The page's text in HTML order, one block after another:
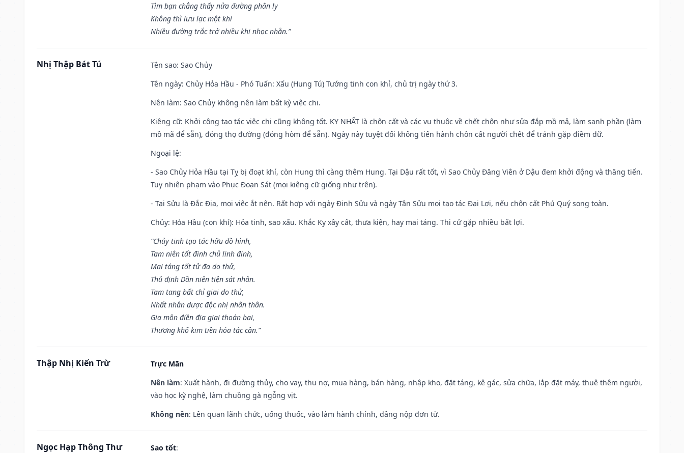
Tìm bạn chẳng thấy nửa đường phân ly
Không thì lưu lạc một khi
Nhiều đường trắc trở nhiều khi nhọc nhằn.”
Nhị Thập Bát Tú Tên sao: Sao Chủy
Tên ngày: Chủy Hỏa Hầu - Phó Tuấn: Xấu (Hung Tú) Tướng tinh con khỉ, chủ trị ngày thứ 3.
Nên làm: Sao Chủy không nên làm bất kỳ việc chi.
Kiêng cữ: Khởi công tạo tác việc chi cũng không tốt. KỴ NHẤT là chôn cất và các vụ thuộc về chết chôn như sửa đắp mồ mả, làm sanh phần (làm
mồ mã để sẵn), đóng thọ đường (đóng hòm để sẵn). Ngày này tuyệt đối không tiến hành chôn cất người chết để tránh gặp điềm dữ.
Ngoại lệ:
- Sao Chủy Hỏa Hầu tại Tỵ bị đoạt khí, còn Hung thì càng thêm Hung. Tại Dậu rất tốt, vì Sao Chủy Đăng Viên ở Dậu đem khởi động và thăng tiến.
Tuy nhiên phạm vào Phục Đoạn Sát (mọi kiêng cữ giống như trên).
- Tại Sửu là Đắc Địa, mọi việc ắt nên. Rất hợp với ngày Đinh Sửu và ngày Tân Sửu mọi tạo tác Đại Lợi, nếu chôn cất Phú Quý song toàn.
Chủy: Hỏa Hầu (con khỉ): Hỏa tinh, sao xấu. Khắc Kỵ xây cất, thưa kiện, hay mai táng. Thi cử gặp nhiều bất lợi.
“Chủy tinh tạo tác hữu đồ hình,
Tam niên tất đinh chủ linh đinh,
Mai táng tốt tử đa do thử,
Thủ định Dần niên tiện sát nhân.
Tam tang bất chỉ giai do thử,
Nhất nhân dược độc nhị nhân thân.
Gia môn điền địa giai thoán bại,
Thương khố kim tiền hóa tác cần.”
Thập Nhị Kiến Trừ
Trực Mãn
Nên làm: Xuất hành, đi đường thủy, cho vay, thu nợ, mua hàng, bán hàng, nhập kho, đặt táng, kê gác, sửa chữa, lắp đặt máy, thuê thêm người,
vào học kỹ nghệ, làm chuồng gà ngỗng vịt.
Không nên: Lên quan lãnh chức, uống thuốc, vào làm hành chính, dâng nộp đơn từ.
Ngọc Hạp Thông Thư Sao tốt: